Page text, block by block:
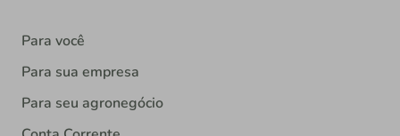
Para você
Para sua empresa
Para seu agronegócio